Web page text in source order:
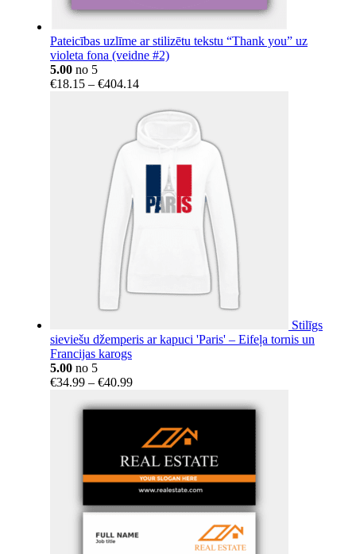
Pateicības uzlīme ar stilizētu tekstu “Thank you” uz
violeta fona (veidne #2)
5.00 no 5
€18.15 – €404.14Price
€18.15
through
Stilīgs
sieviešu džemperis ar kapuci 'Paris' – Eifeļa tornis un
Francijas karogs
5.00 no 5
€34.99 – €40.99Price
€34.99
through
€40.99